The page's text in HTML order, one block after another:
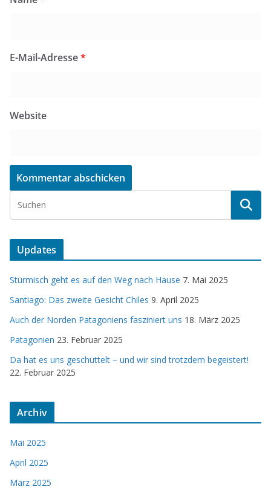
E-Mail-Adresse*
Website
Updates
Stürmisch geht es auf den Weg nach Hause 7. Mai 2025
Santiago: Das zweite Gesicht Chiles 9. April 2025
Auch der Norden Patagoniens fasziniert uns 18. März 2025
Patagonien 23. Februar 2025
Da hat es uns geschüttelt – und wir sind trotzdem begeistert!
22. Februar 2025
Archiv
Mai 2025
April 2025
März 2025